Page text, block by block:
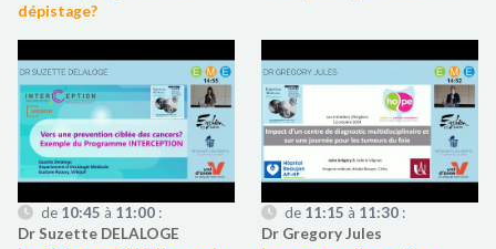
dépistage?
de 10:45 à 11:00 :
Dr Suzette DELALOGE
de 11:15 à 11:30 :
Dr Gregory Jules